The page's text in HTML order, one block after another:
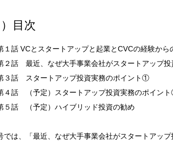
）目次
１話 VCとスタートアップと起業とCVCの経験から
２話 最近、なぜ大手事業会社がスタートアップ投
３話 スタートアップ投資実務のポイント①
４話 （予定）スタートアップ投資実務のポイン
５話 （予定）ハイブリッド投資の勧め
では、「最近、なぜ大手事業会社がスタートアッ